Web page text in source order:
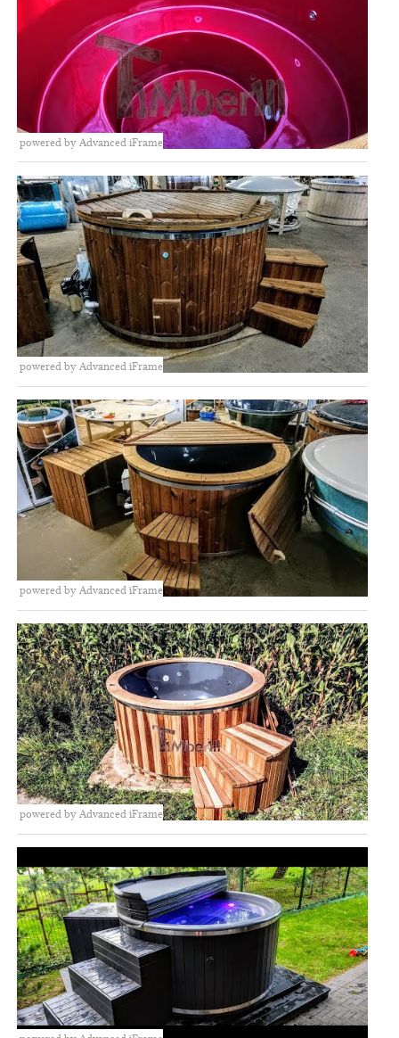
powered by Advanced iFrame
powered by Advanced iFrame
powered by Advanced iFrame
powered by Advanced iFrame